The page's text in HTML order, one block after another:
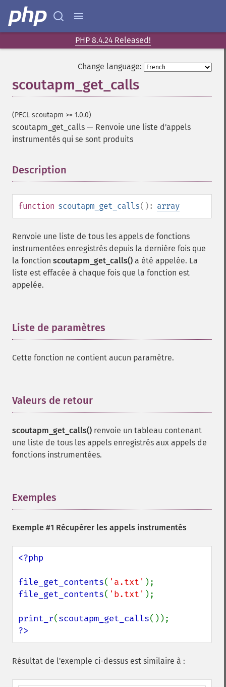
PHP 8.4.24 Released!
Change language:
scoutapm_get_calls
(PECL scoutapm >= 1.0.0)
scoutapm_get_calls — Renvoie une liste d'appels
instrumentés qui se sont produits
Description
function scoutapm_get_calls(): array
Renvoie une liste de tous les appels de fonctions
instrumentées enregistrés depuis la dernière fois que
la fonction scoutapm_get_calls() a été appelée. La
liste est effacée à chaque fois que la fonction est
appelée.
Liste de paramètres
Cette fonction ne contient aucun paramètre.
Valeurs de retour
scoutapm_get_calls() renvoie un tableau contenant
une liste de tous les appels enregistrés aux appels de
fonctions instrumentées.
Exemples
Exemple #1 Récupérer les appels instrumentés
<?php
file_get_contents( 'a.txt'
file_get_contents( 'b.txt' );
print_r(scoutapm_get_calls
?>
Résultat de l'exemple ci-dessus est similaire à :